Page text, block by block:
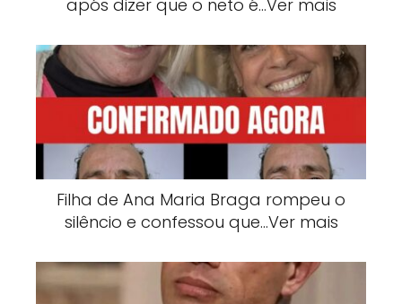
após dizer que o neto é…Ver mais
Filha de Ana Maria Braga rompeu o
silêncio e confessou que…Ver mais